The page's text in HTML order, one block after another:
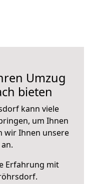
Umzug
bieten
kann viele
um Ihnen
wir Ihnen unsere
Erfahrung mit
.